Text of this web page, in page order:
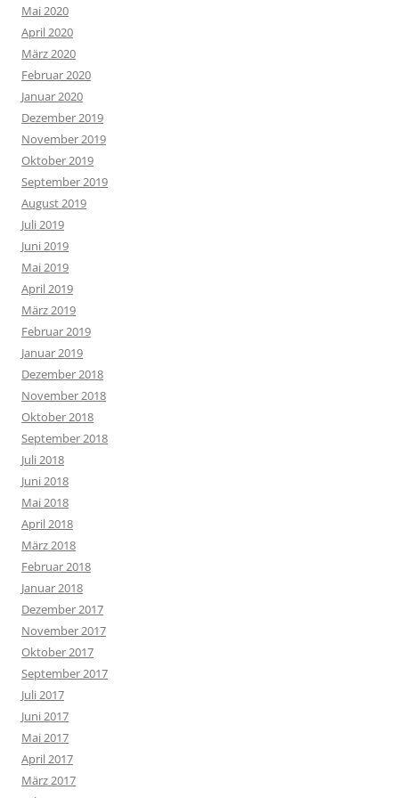
Mai 2020
April 2020
März 2020
Februar 2020
Januar 2020
Dezember 2019
November 2019
Oktober 2019
September 2019
August 2019
Juli 2019
Juni 2019
Mai 2019
April 2019
März 2019
Februar 2019
Januar 2019
Dezember 2018
November 2018
Oktober 2018
September 2018
Juli 2018
Juni 2018
Mai 2018
April 2018
März 2018
Februar 2018
Januar 2018
Dezember 2017
November 2017
Oktober 2017
September 2017
Juli 2017
Juni 2017
Mai 2017
April 2017
März 2017